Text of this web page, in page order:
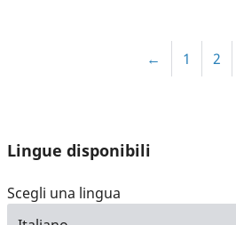
← 1 2
Lingue disponibili
Scegli una lingua